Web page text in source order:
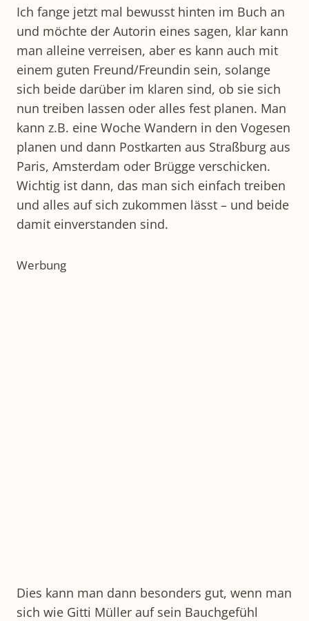
Ich fange jetzt mal bewusst hinten im Buch an
und möchte der Autorin eines sagen, klar kann
man alleine verreisen, aber es kann auch mit
einem guten Freund/Freundin sein, solange
sich beide darüber im klaren sind, ob sie sich
nun treiben lassen oder alles fest planen. Man
kann z.B. eine Woche Wandern in den Vogesen
planen und dann Postkarten aus Straßburg aus
Paris, Amsterdam oder Brügge verschicken.
Wichtig ist dann, das man sich einfach treiben
und alles auf sich zukommen lässt – und beide
damit einverstanden sind.
Werbung
Dies kann man dann besonders gut, wenn man
sich wie Gitti Müller auf sein Bauchgefühl